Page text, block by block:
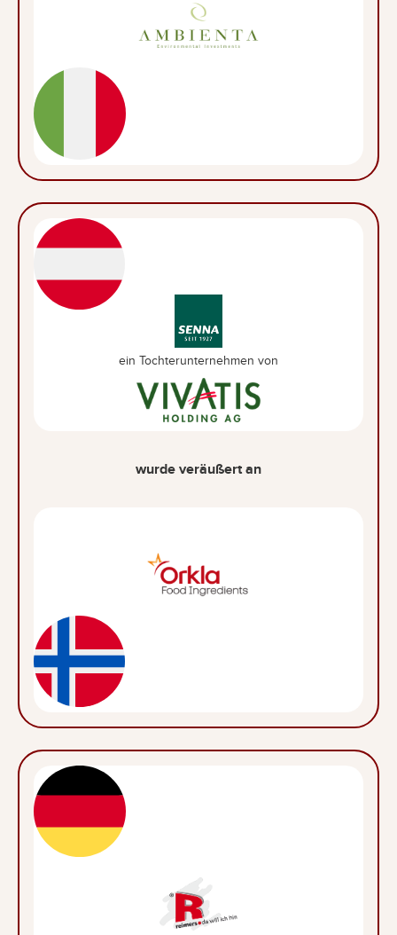
ein Tochterunternehmen von
wurde veräußert an